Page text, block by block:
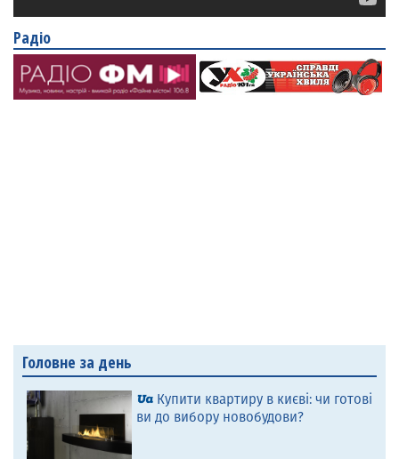
Радіо
Головне за день
Купити квартиру в києві: чи готові
ви до вибору новобудови?